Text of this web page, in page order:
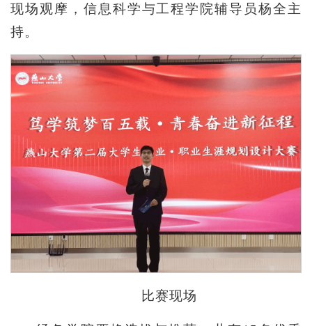
现场观摩，信息科学与工程学院辅导员杨全主
持。
比赛现场